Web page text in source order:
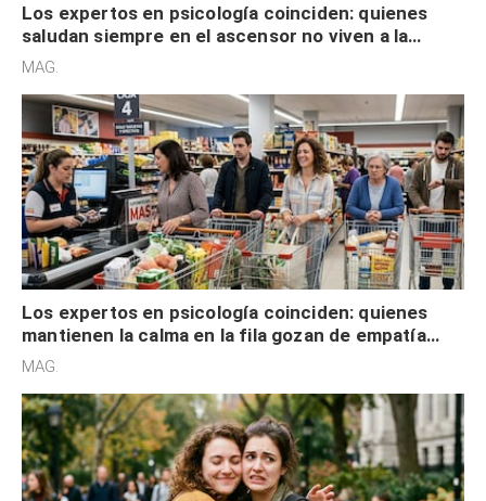
Los expertos en psicología coinciden: quienes
saludan siempre en el ascensor no viven a la
defensiva y tienen apertura social
MAG.
Los expertos en psicología coinciden: quienes
mantienen la calma en la fila gozan de empatía
cognitiva, gratitud y no solo tienen autocontrol
MAG.